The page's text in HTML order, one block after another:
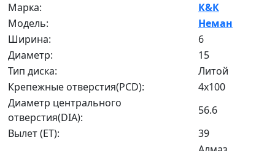
Марка:
К&К
Модель:
Неман
Ширина:
6
Диаметр:
15
Тип диска:
Литой
Крепежные отверстия(PCD):
4x100
Диаметр центрального
отверстия(DIA):
56.6
Вылет (ET):
39